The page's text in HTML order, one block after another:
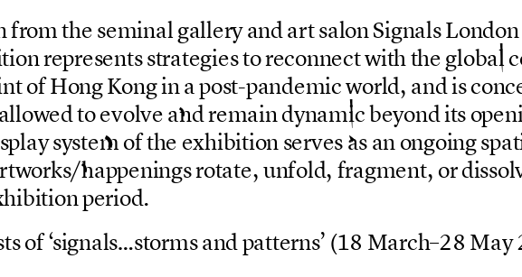
fromtheseminalgalleryandartsalonSignalsLondon
tionrepresentsstrategiestoreconnectwiththeglobalc
ntofHongKonginapost-pandemicworld, andisconc
allowedtoevolveandremaindynamicbeyonditsopen
splaysystemofthe exhibitionservesasanongoingspat
rtworks/happeningsrotate,unfold, fragment, ordissol
hibitionperiod.
tsof‘signals…stormsandpatterns’ (18 March–28 May